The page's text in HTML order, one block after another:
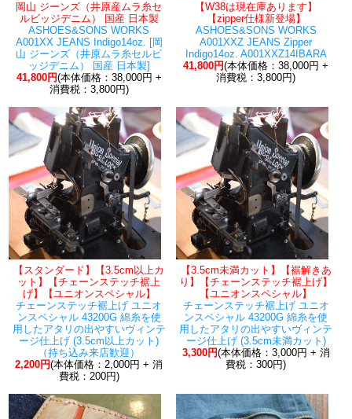
岡山 ジーンズ（井原産ムラ糸セ
ルビッジデニム） 国産 日本製
ASHOES&SONS WORKS
A001XX JEANS Indigo14oz. [岡
山 ジーンズ（井原ムラ糸セルビ
ッジデニム） 国産 日本製]
41,800円(本体価格：38,000円 +
消費税：3,800円)
【W38は現在庫あります】
【zipper仕様新登場】
ASHOES&SONS WORKS
A001XXZ JEANS Zipper
Indigo14oz. A001XXZ14IBARA
41,800円(本体価格：38,000円 +
消費税：3,800円)
【スタンダード】【3.5cm以上カ
ット】【チェーンステッチ裾上
げ】【ユニオンスペシャル】
チェーンステッチ裾上げ ユニオ
ンスペシャル 43200G 綿糸を使
用したアタリの出やすいヴィンテ
ージ仕上げ (3.5cm以上カット)
（持ち込み来店歓迎）
2,200円(本体価格：2,000円 + 消
費税：200円)
【3.5cm未満カット】【裾解きあ
り】【チェーンステッチ裾上げ】
【ユニオンスペシャル】
チェーンステッチ裾上げ ユニオ
ンスペシャル 43200G 綿糸を使
用したアタリの出やすいヴィンテ
ージ仕上げ (3.5cm未満カット)
3,300円(本体価格：3,000円 + 消
費税：300円)